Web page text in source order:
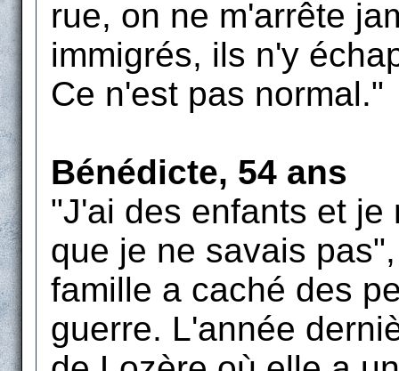
rue, on ne m'arrête
immigrés, ils n'y
Ce n'est pas normal."
Bénédicte, 54 ans
"J'ai des enfants et
que je ne savais
famille a caché des
guerre. L'année